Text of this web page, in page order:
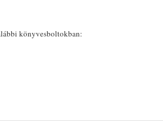
könyvesboltokban: